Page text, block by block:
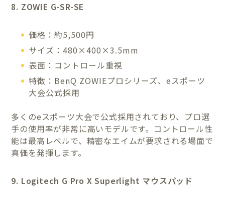
8. ZOWIE G-SR-SE
価格：約5,500円
サイズ：480×400×3.5mm
表面：コントロール重視
特徴：BenQ ZOWIEプロシリーズ、eスポーツ
大会公式採用
多くのeスポーツ大会で公式採用されており、プロ選
手の使用率が非常に高いモデルです。コントロール性
能は最高レベルで、精密なエイムが要求される場面で
真価を発揮します。
9. Logitech G Pro X Superlight マウスパッド